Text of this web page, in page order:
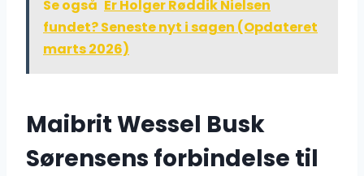
Se også Er Holger Røddik Nielsen
fundet? Seneste nyt i sagen (Opdateret
marts 2026)
Maibrit Wessel Busk
Sørensens forbindelse til